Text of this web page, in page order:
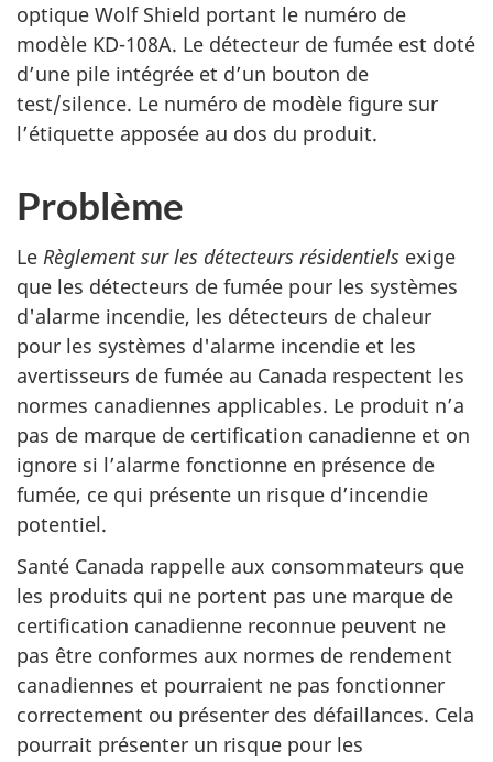
optique Wolf Shield portant le numéro de
modèle KD-108A. Le détecteur de fumée est doté
d’une pile intégrée et d’un bouton de
test/silence. Le numéro de modèle figure sur
l’étiquette apposée au dos du produit.
Problème
Le Règlement sur les détecteurs résidentiels exige
que les détecteurs de fumée pour les systèmes
d'alarme incendie, les détecteurs de chaleur
pour les systèmes d'alarme incendie et les
avertisseurs de fumée au Canada respectent les
normes canadiennes applicables. Le produit n’a
pas de marque de certification canadienne et on
ignore si l’alarme fonctionne en présence de
fumée, ce qui présente un risque d’incendie
potentiel.
Santé Canada rappelle aux consommateurs que
les produits qui ne portent pas une marque de
certification canadienne reconnue peuvent ne
pas être conformes aux normes de rendement
canadiennes et pourraient ne pas fonctionner
correctement ou présenter des défaillances. Cela
pourrait présenter un risque pour les